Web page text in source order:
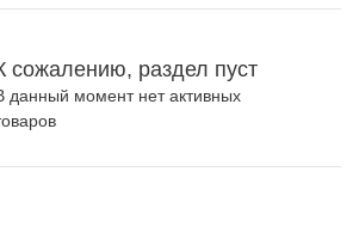
сожалению, раздел пуст
данный момент нет активных